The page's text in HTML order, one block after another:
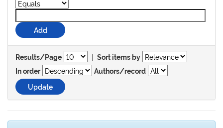
Results/Page | Sort items by
In order
Authors/record